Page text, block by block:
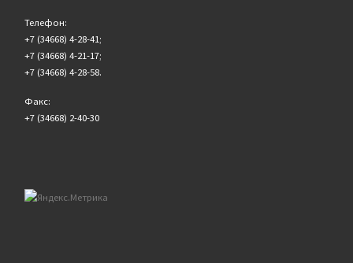
Телефон:
+7 (34668) 4-28-41;
+7 (34668) 4-21-17;
+7 (34668) 4-28-58.
Факс:
+7 (34668) 2-40-30